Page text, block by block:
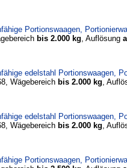
Portionswaagen,
bis 2.000 kg, Auflösung
edelstahl Portionswaagen,
Wägebereich bis 2.000 kg,
edelstahl Portionswaagen,
Wägebereich bis 2.000 kg,
Portionswaagen,